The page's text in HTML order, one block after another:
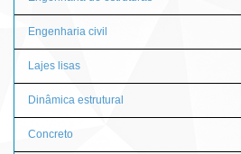
Engenharia civil
Lajes lisas
Dinâmica estrutural
Concreto